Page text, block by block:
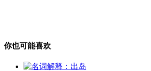
你也可能喜欢